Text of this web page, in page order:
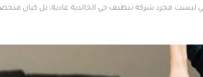
ليست مجرد شركة تنظيف حي الخالدية عادية، بل كيان